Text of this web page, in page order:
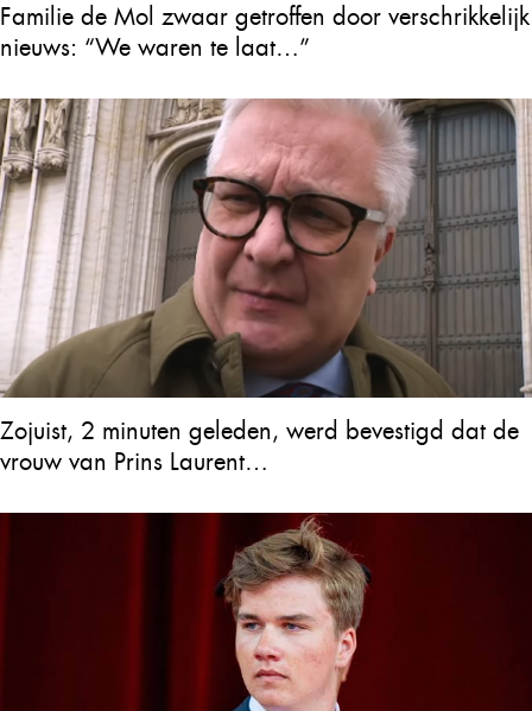
Familie de Mol zwaar getroffen door verschrikkelijk
nieuws: “We waren te laat…”
Zojuist, 2 minuten geleden, werd bevestigd dat de
vrouw van Prins Laurent…